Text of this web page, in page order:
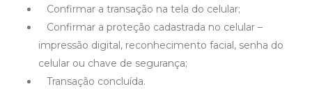
Confirmar a transação na tela do celular;
Confirmar a proteção cadastrada no celular –
impressão digital, reconhecimento facial, senha do
celular ou chave de segurança;
Transação concluída.